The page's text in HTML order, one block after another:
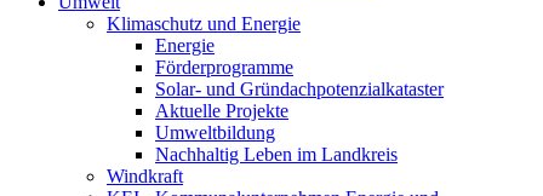
Klimaschutz und Energie
Energie
Förderprogramme
Solar- und Gründachpotenzialkataster
Aktuelle Projekte
Umweltbildung
Nachhaltig Leben im Landkreis
Windkraft